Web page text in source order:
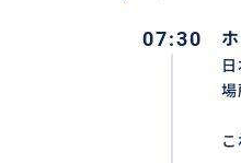
1945年9月
は郊外に住
から1968年
07:30
場